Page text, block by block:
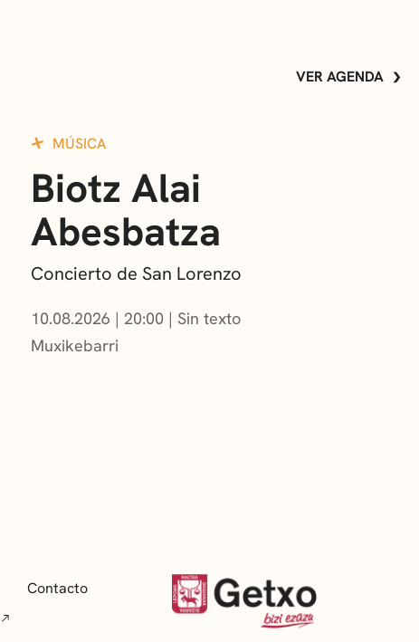
VER AGENDA
MÚSICA
Biotz Alai
Abesbatza
Concierto de San Lorenzo
10.08.2026 | 20:00
Sin texto
Muxikebarri
Contacto